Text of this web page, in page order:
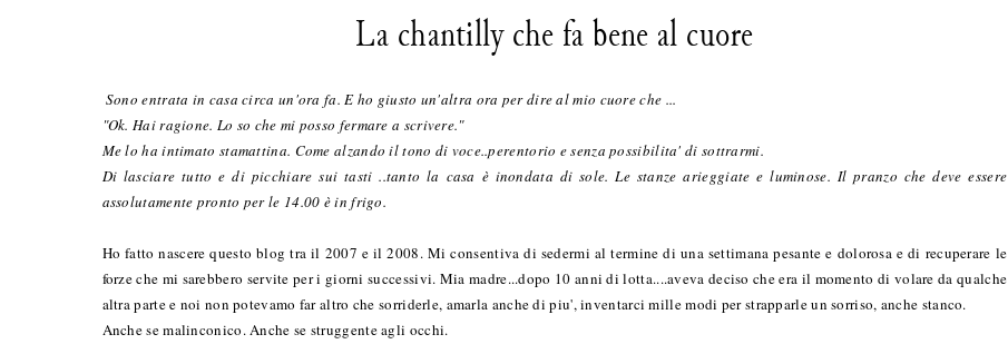
La chantilly che fa bene al cuore
Sono entrata in casa circa un'ora fa. E ho giusto un'altra ora per dire al mio cuore che ...
"Ok. Hai ragione. Lo so che mi posso fermare a scrivere."
Me lo ha intimato stamattina. Come alzando il tono di voce..perentorio e senza possibilita' di sottrarmi.
Di lasciare tutto e di picchiare sui tasti ..tanto la casa è inondata di sole. Le stanze arieggiate e luminose. Il pranzo che deve essere
assolutamente pronto per le 14.00 è in frigo.
Ho fatto nascere questo blog tra il 2007 e il 2008. Mi consentiva di sedermi al termine di una settimana pesante e dolorosa e di recuperare le
forze che mi sarebbero servite per i giorni successivi. Mia madre...dopo 10 anni di lotta....aveva deciso che era il momento di volare da qualche
altra parte e noi non potevamo far altro che sorriderle, amarla anche di piu', inventarci mille modi per strapparle un sorriso, anche stanco.
Anche se malinconico. Anche se struggente agli occhi.